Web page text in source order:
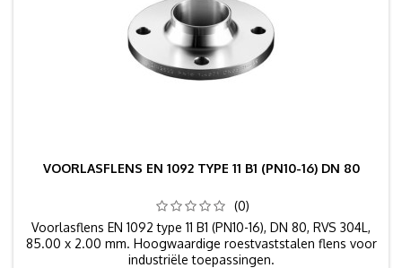
VOORLASFLENS EN 1092 TYPE 11 B1 (PN10-16) DN 80
(0)
Voorlasflens EN 1092 type 11 B1 (PN10-16), DN 80, RVS 304L,
85.00 x 2.00 mm. Hoogwaardige roestvaststalen flens voor
industriële toepassingen.